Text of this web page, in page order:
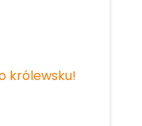
królewsku!